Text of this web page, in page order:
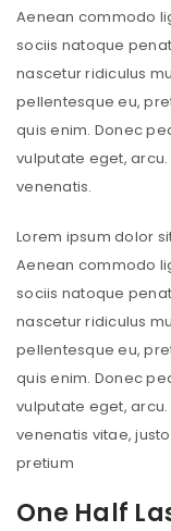
Aenean commodo
sociis natoque
nascetur ridiculus
pellentesque eu,
quis enim. Donec
vulputate eget,
venenatis.
Lorem ipsum dolor
Aenean commodo
sociis natoque
nascetur ridiculus
pellentesque eu,
quis enim. Donec
vulputate eget,
venenatis vitae,
pretium
One Half